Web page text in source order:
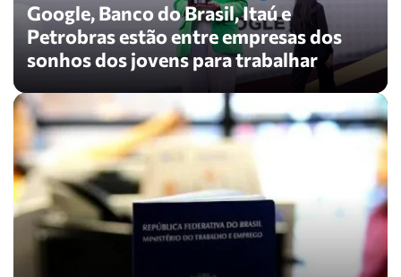
Google, Banco do Brasil, Itaú e
Petrobras estão entre empresas dos
sonhos dos jovens para trabalhar